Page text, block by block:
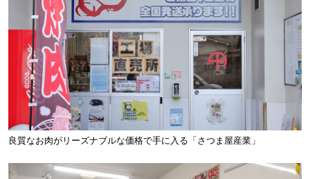
良質なお肉がリーズナブルな価格で手に入る「さつま屋産業」